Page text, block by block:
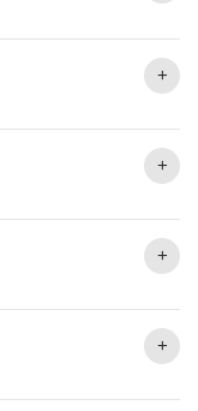
+
+
+
+